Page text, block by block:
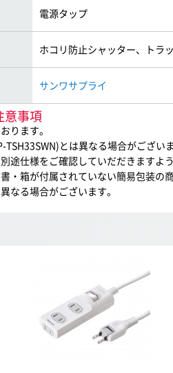
電源タップ
ホコリ防止シャッター、トラ
サンワサプライ
意事項
ります。
とは異なる場合がございま
仕様をご確認していだだきますよう
箱が付属されていない簡易包装の商
なる場合がございます。